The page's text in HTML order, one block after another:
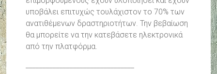
υποβάλει επιτυχώς τουλάχιστον το 70% των
ανατιθέμενων δραστηριοτήτων. Την βεβαίωση
θα μπορείτε να την κατεβάσετε ηλεκτρονικά
από την πλατφόρμα.